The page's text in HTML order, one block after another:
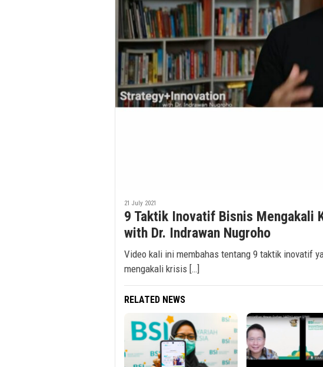
21 July 2021
9 Taktik Inovatif Bisnis Mengakali
with Dr. Indrawan Nugroho
Video kali ini membahas tentang 9 taktik inovatif
mengakali krisis […]
RELATED NEWS